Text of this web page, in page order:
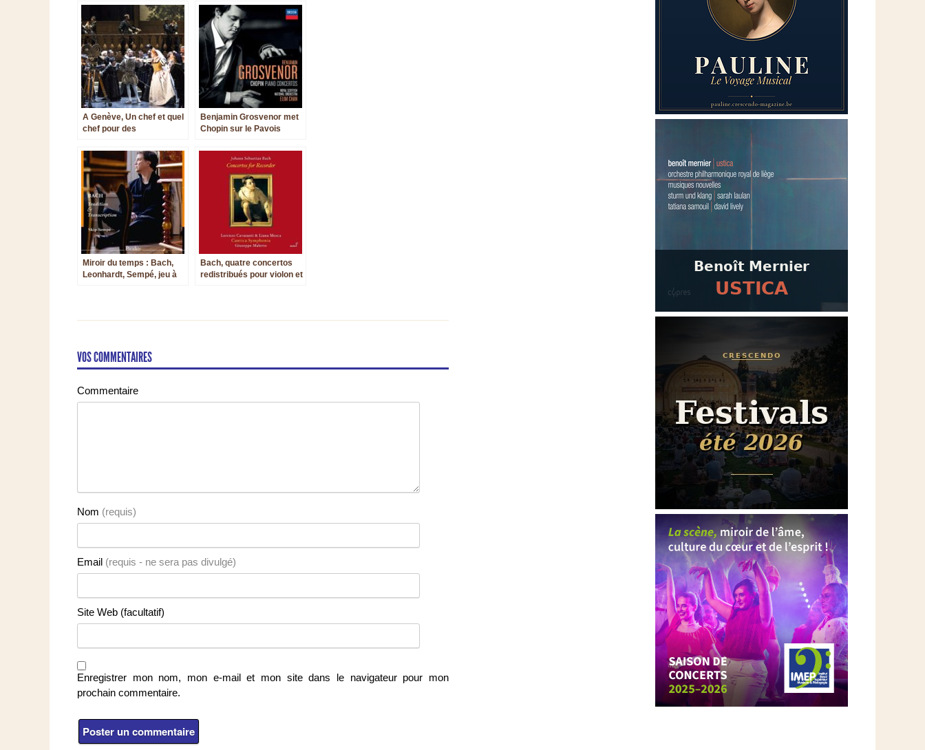
A Genève, Un chef et quel
chef pour des
Benjamin Grosvenor met
Chopin sur le Pavois
Miroir du temps : Bach,
Leonhardt, Sempé, jeu à
Bach, quatre concertos
redistribués pour violon et
VOS COMMENTAIRES
Commentaire
Nom (requis)
Email (requis - ne sera pas divulgé)
Site Web (facultatif)
Enregistrer mon nom, mon e-mail et mon site dans le navigateur pour mon
prochain commentaire.